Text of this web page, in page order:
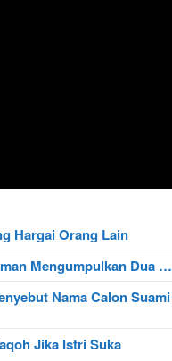
Hargai Orang Lain
Mengumpulkan Dua …
Nama Calon Suami
Jika Istri Suka